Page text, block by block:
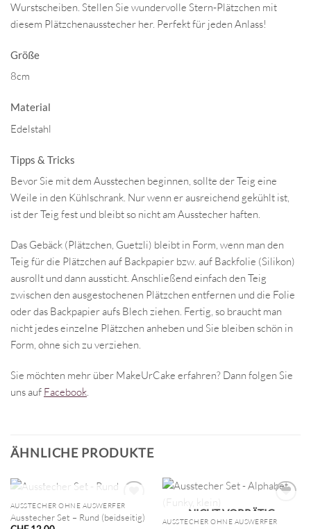
Wurstscheiben. Stellen Sie wundervolle Stern-Plätzchen mit
diesem Plätzchenausstecher her. Perfekt für jeden Anlass!
Größe
8cm
Material
Edelstahl
Tipps & Tricks
Bevor Sie mit dem Ausstechen beginnen, sollte der Teig eine
Weile in den Kühlschrank. Nur wenn er ausreichend gekühlt ist,
ist der Teig fest und bleibt so nicht am Ausstecher haften.
Das Gebäck (Plätzchen, Guetzli) bleibt in Form, wenn man den
Teig für die Plätzchen auf Backpapier bzw. auf Backfolie (Silikon)
ausrollt und dann aussticht. Anschließend einfach den Teig
zwischen den ausgestochenen Plätzchen entfernen und die Folie
oder das Backpapier aufs Blech ziehen. Fertig, so braucht man
nicht jedes einzelne Plätzchen anheben und Sie bleiben schön in
Form, ohne sich zu verziehen.
Sie möchten mehr über MakeUrCake erfahren? Dann folgen Sie
uns auf Facebook
ÄHNLICHE PRODUKTE
NICHT VORRÄTIG
AUSSTECHER OHNE AUSWERFER
Ausstecher Set – Rund (beidseitig)
NICHT VORRÄTIG
AUSSTECHER OHNE AUSWERFER